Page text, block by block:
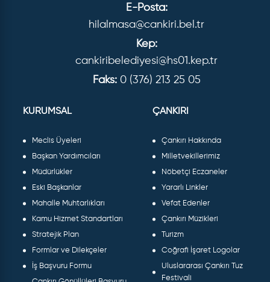
E-Posta:
hilalmasa@cankiri.bel.tr
Kep:
cankiribelediyesi@hs01.kep.tr
Faks: 0 (376) 213 25 05
KURUMSAL
Meclis Üyeleri
Başkan Yardımcıları
Müdürlükler
Eski Başkanlar
Mahalle Muhtarlıkları
Kamu Hizmet Standartları
Stratejik Plan
Formlar ve Dilekçeler
İş Başvuru Formu
ÇANKIRI
Çankırı Hakkında
Milletvekillerimiz
Nöbetçi Eczaneler
Yararlı Linkler
Vefat Edenler
Çankırı Müzikleri
Turizm
Coğrafi İşaret Logolar
Uluslararası Çankırı Tuz
Festivali